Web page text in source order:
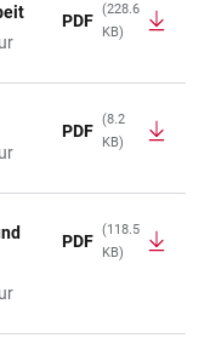
PDF
(228.6
KB)
PDF
(8.2
KB)
PDF
(118.5
KB)